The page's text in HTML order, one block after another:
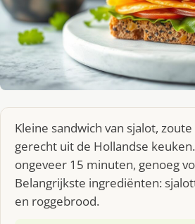
Kleine sandwich van sjalot,
gerecht uit de Hollandse
ongeveer 15 minuten, genoeg
Belangrijkste ingrediënten:
en roggebrood.